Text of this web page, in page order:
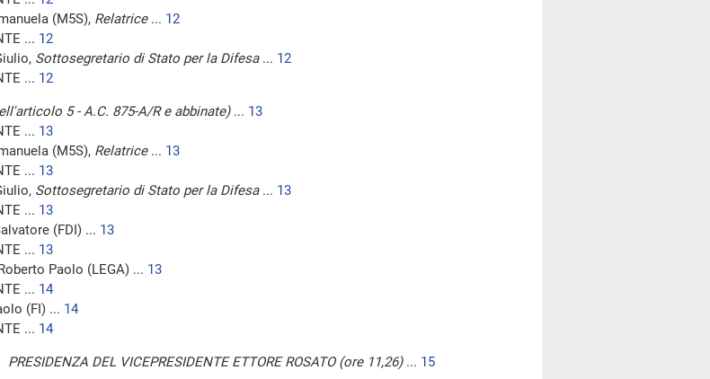
(M5S), Relatrice... 12
... 12
Sottosegretario di Stato per la Difesa... 12
... 12
5 - A.C. 875-A/R e abbinate)... 13
... 13
(M5S), Relatrice... 13
... 13
Sottosegretario di Stato per la Difesa... 13
... 13
(FDI) ... 13
... 13
Paolo (LEGA) ... 13
... 14
(FI) ... 14
... 14
PRESIDENZA DEL VICEPRESIDENTE ETTORE ROSATO (ore 11,26)... 15